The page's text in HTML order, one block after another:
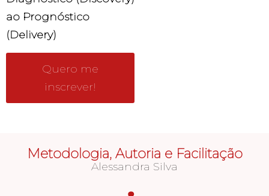
ao Prognóstico
(Delivery)
Quero me
inscrever!
Metodologia, Autoria e Facilitação
Alessandra Silva